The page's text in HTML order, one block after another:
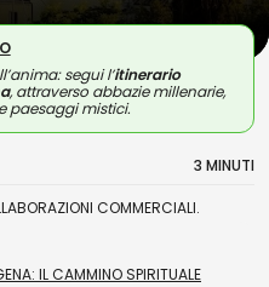
segui l’itinerario
, attraverso abbazie millenarie,
paesaggi mistici.
3 MINUTI
COMMERCIALI.
IL CAMMINO SPIRITUALE